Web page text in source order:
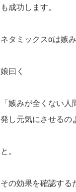
も成功します。
ネタミックスαは嫉
娘曰く
「嫉みが全くない
発し元気にさせるの
と。
その効果を確認する